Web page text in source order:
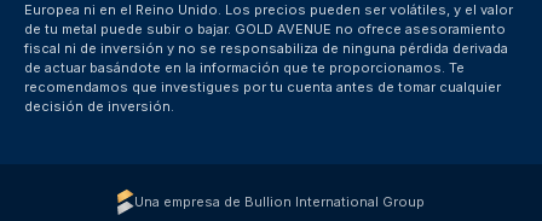
Europea ni en el Reino Unido. Los precios pueden ser volátiles, y el valor
de tu metal puede subir o bajar. GOLD AVENUE no ofrece asesoramiento
fiscal ni de inversión y no se responsabiliza de ninguna pérdida derivada
de actuar basándote en la información que te proporcionamos. Te
recomendamos que investigues por tu cuenta antes de tomar cualquier
decisión de inversión.
Una empresa de Bullion International Group